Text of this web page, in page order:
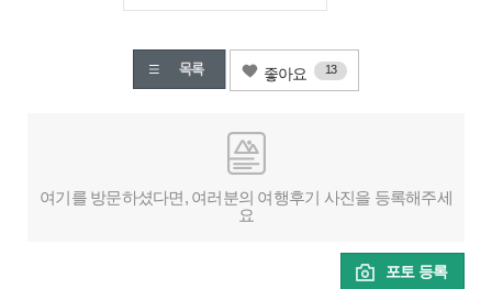
좋아요 13
여기를 방문하셨다면, 여러분의 여행후기 사진을 등록해주세
요
포토 등록